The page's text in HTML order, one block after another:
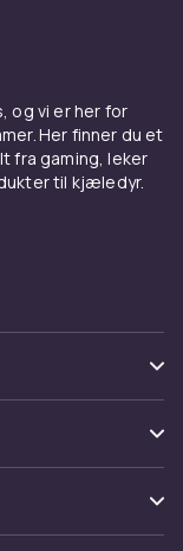
av
lager.
holdbarhet
det som
og vi er her for
Her finner du et
fra gaming, leker
til kjæledyr.